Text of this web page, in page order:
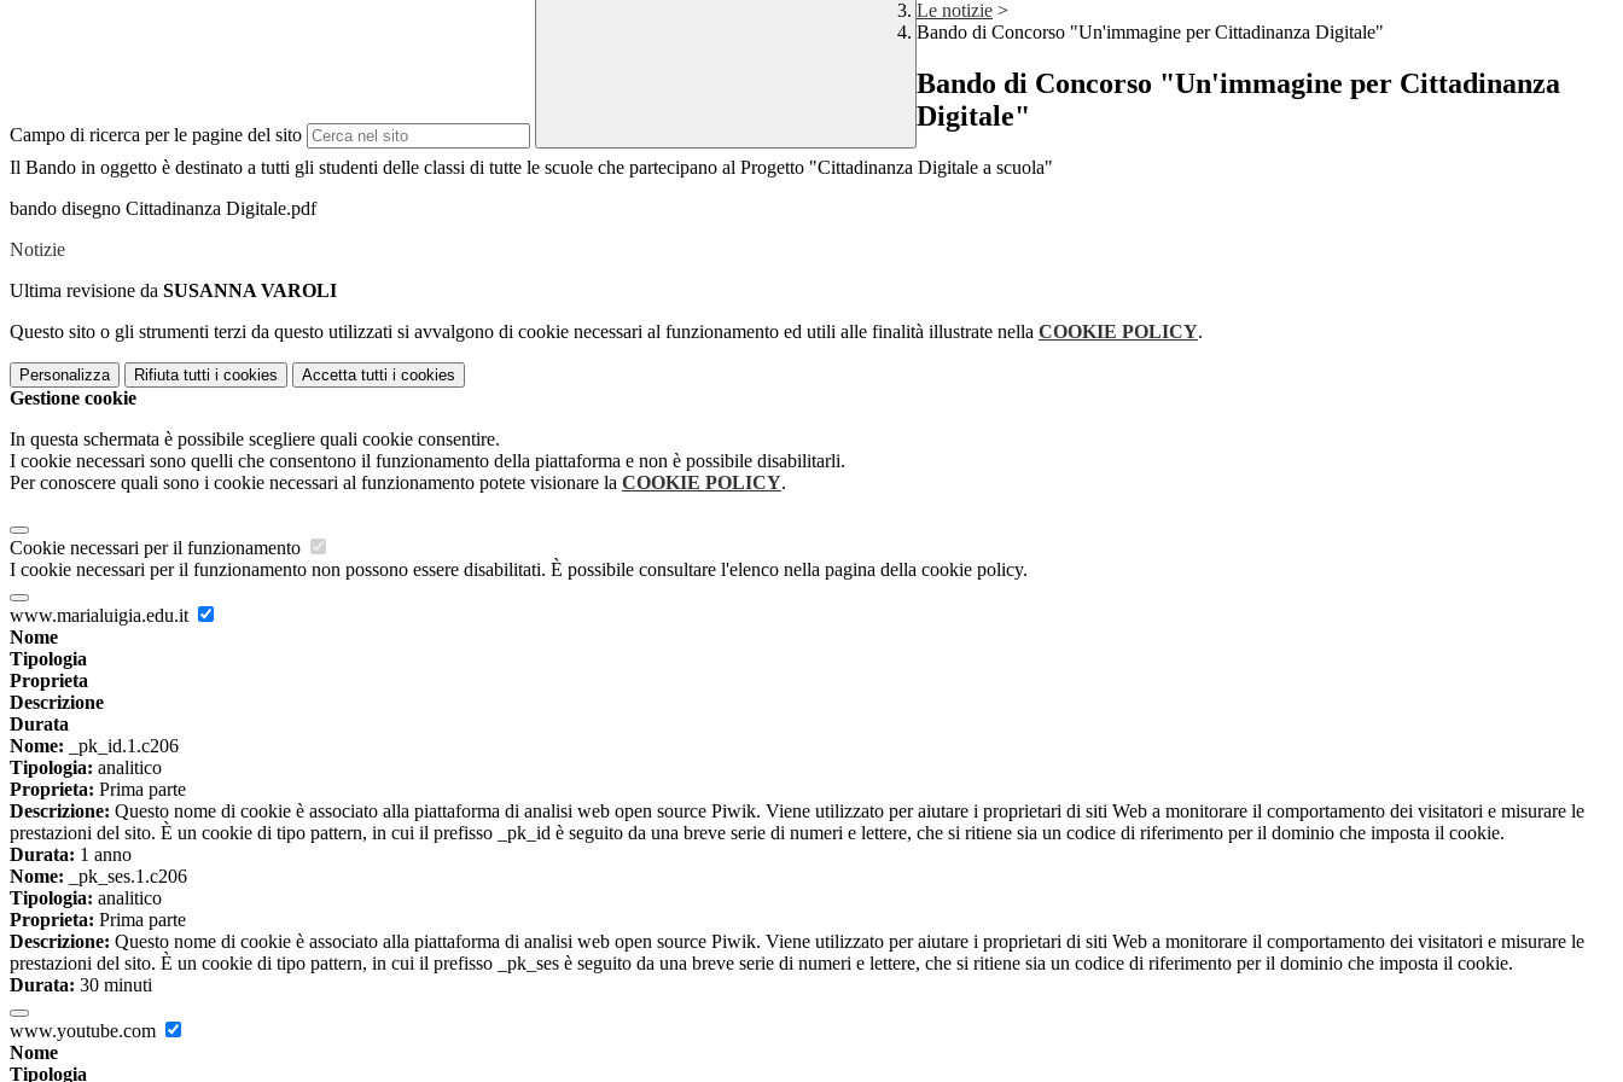
Campo di ricerca per le pagine del sito
Le notizie >
Bando di Concorso "Un'immagine per Cittadinanza Digitale"
Bando di Concorso "Un'immagine per Cittadinanza
Digitale"
Il Bando in oggetto è destinato a tutti gli studenti delle classi di tutte le scuole che partecipano al Progetto "Cittadinanza Digitale a scuola"
bando disegno Cittadinanza Digitale.pdf
Notizie
Ultima revisione da SUSANNA VAROLI
Questo sito o gli strumenti terzi da questo utilizzati si avvalgono di cookie necessari al funzionamento ed utili alle finalità illustrate nella COOKIE POLICY.
Personalizza Rifiuta tutti i cookies Accetta tutti i cookies
Gestione cookie
In questa schermata è possibile scegliere quali cookie consentire.
I cookie necessari sono quelli che consentono il funzionamento della piattaforma e non è possibile disabilitarli.
Per conoscere quali sono i cookie necessari al funzionamento potete visionare la COOKIE POLICY.
Cookie necessari per il funzionamento
I cookie necessari per il funzionamento non possono essere disabilitati. È possibile consultare l'elenco nella pagina della cookie policy.
www.marialuigia.edu.it
Nome
Tipologia
Proprieta
Descrizione
Durata
Nome: _pk_id.1.c206
Tipologia: analitico
Proprieta: Prima parte
Descrizione: Questo nome di cookie è associato alla piattaforma di analisi web open source Piwik. Viene utilizzato per aiutare i proprietari di siti Web a monitorare il comportamento dei visitatori e misurare le
prestazioni del sito. È un cookie di tipo pattern, in cui il prefisso _pk_id è seguito da una breve serie di numeri e lettere, che si ritiene sia un codice di riferimento per il dominio che imposta il cookie.
Durata: 1 anno
Nome: _pk_ses.1.c206
Tipologia: analitico
Proprieta: Prima parte
Descrizione: Questo nome di cookie è associato alla piattaforma di analisi web open source Piwik. Viene utilizzato per aiutare i proprietari di siti Web a monitorare il comportamento dei visitatori e misurare le
prestazioni del sito. È un cookie di tipo pattern, in cui il prefisso _pk_ses è seguito da una breve serie di numeri e lettere, che si ritiene sia un codice di riferimento per il dominio che imposta il cookie.
Durata: 30 minuti
www.youtube.com
Nome
Tipologia